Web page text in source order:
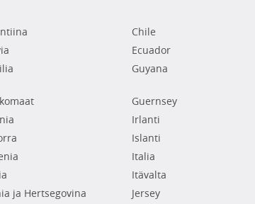
Chile
Ecuador
Guyana
ja Hertsegovina
Guernsey
Irlanti
Islanti
Italia
Itävalta
Jersey